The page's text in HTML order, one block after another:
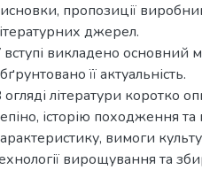
пропозиції
джерел.
вступі викладено основний
її актуальність.
огляді літератури коротко
історію походження та
вимоги
вирощування та